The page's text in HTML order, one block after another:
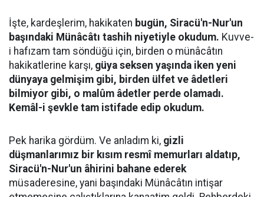
İşte, kardeşlerim, hakikaten bugün, Siracü'n-Nur'un
başındaki Münâcâtı tashih niyetiyle okudum. Kuvve-
i hafızam tam söndüğü için, birden o münâcâtın
hakikatlerine karşı, güya seksen yaşında iken yeni
dünyaya gelmişim gibi, birden ülfet ve âdetleri
bilmiyor gibi, o malûm âdetler perde olamadı.
Kemâl-i şevkle tam istifade edip okudum.
Pek harika gördüm. Ve anladım ki, gizli
düşmanlarımız bir kısım resmî memurları aldatıp,
Siracü'n-Nur'un âhirini bahane ederek
müsaderesine, yani başındaki Münâcâtın intişar